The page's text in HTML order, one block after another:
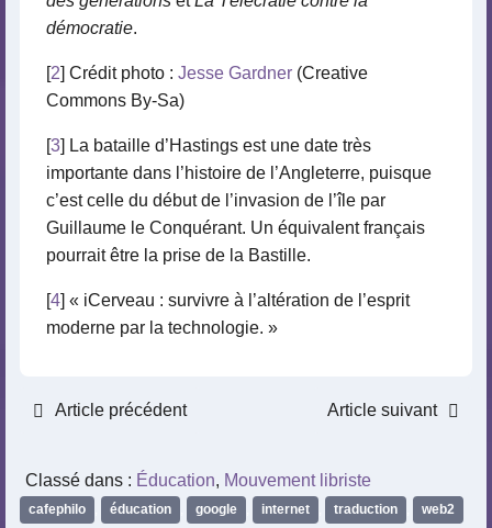
démocratie.
[2] Crédit photo : Jesse Gardner (Creative
Commons By-Sa)
[3] La bataille d’Hastings est une date très
importante dans l’histoire de l’Angleterre, puisque
c’est celle du début de l’invasion de l’île par
Guillaume le Conquérant. Un équivalent français
pourrait être la prise de la Bastille.
[4] « iCerveau : survivre à l’altération de l’esprit
moderne par la technologie. »
Article précédent Article suivant
Classé dans : Éducation, Mouvement libriste
cafephilo éducation google internet traduction web2